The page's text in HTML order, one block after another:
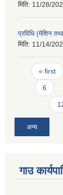
मिति: 11/28/
प्रविधि (मेशिन
मिति: 11/14/
Pages
« first
6
अन्य
गाउ